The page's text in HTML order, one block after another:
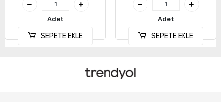
Adet
SEPETE EKLE
Adet
SEPETE EKLE